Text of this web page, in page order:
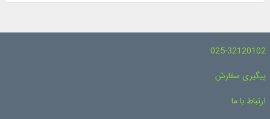
025-32120102
پیگیری سفارش
ارتباط با ما